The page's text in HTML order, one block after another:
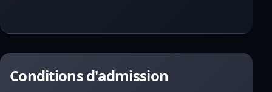
Conditions d'admission